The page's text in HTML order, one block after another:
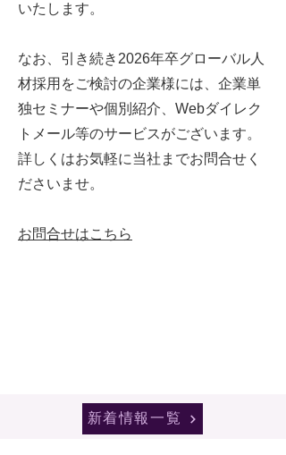
いたします。
なお、引き続き2026年卒グローバル人
材採用をご検討の企業様には、企業単
独セミナーや個別紹介、Webダイレク
トメール等のサービスがございます。
詳しくはお気軽に当社までお問合せく
ださいませ。
お問合せはこちら
新着情報一覧